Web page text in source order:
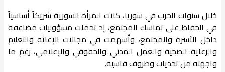
خلال سنوات الحرب في سوريا، كانت المرأة السورية شريكاً أساسياً
في الحفاظ على تماسك المجتمع، إذ تحملت مسؤوليات مضاعفة
داخل الأسرة والمجتمع، وأسهمت في مجالات الإغاثة والتعليم
والرعاية الصحية والعمل المدني والحقوقي والإعلامي، رغم ما
واجهته من تحديات وظروف قاسية.